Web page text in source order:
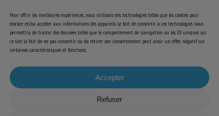
Pour offrir les meilleures expériences, nous utilisons des technologies telles que les cookies pour
stocker et/ou accéder aux informations des appareils. Le fait de consentir à ces technologies nous
permettra de traiter des données telles que le comportement de navigation ou les ID uniques sur
ce site. Le fait de ne pas consentir ou de retirer son consentement peut avoir un effet négatif sur
certaines caractéristiques et fonctions.
Accepter
Refuser
S’informer sur le BEA
Se former au BEA
Ressources
S’abonner aux actualités